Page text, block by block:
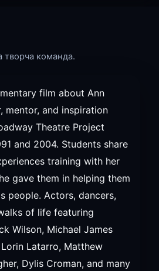
творча команда.
film about Ann
mentor, and inspiration
Theatre Project
and 2004. Students share
training with her
gave them in helping them
people. Actors, dancers,
of life featuring
Wilson, Michael James
Latarro, Matthew
Dylis Croman, and many